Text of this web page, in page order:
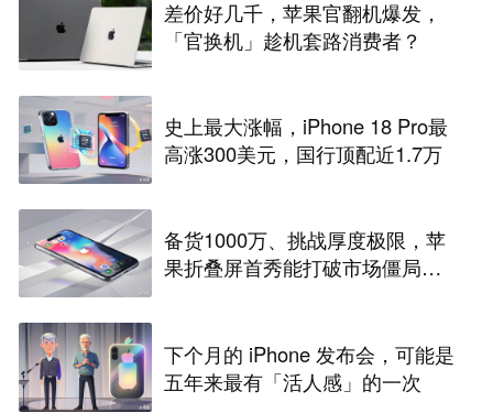
差价好几千，苹果官翻机爆发，
「官换机」趁机套路消费者？
史上最大涨幅，iPhone 18 Pro最
高涨300美元，国行顶配近1.7万
备货1000万、挑战厚度极限，苹
果折叠屏首秀能打破市场僵局
下个月的 iPhone 发布会，可能是
五年来最有「活人感」的一次